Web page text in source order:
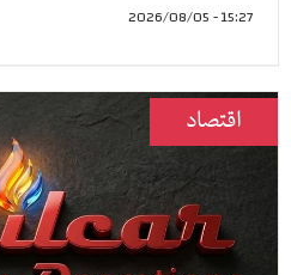
15:27 - 2026/08/05
اقتصاد